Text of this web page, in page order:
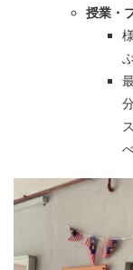
授業・